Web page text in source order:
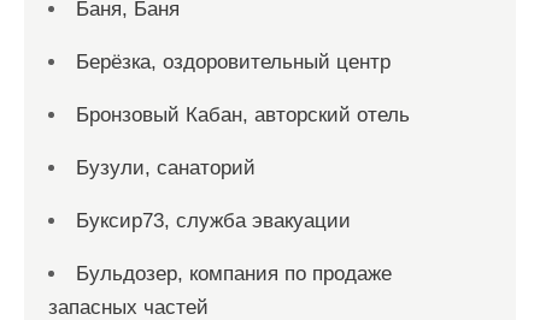
Баня, Баня
Берёзка, оздоровительный центр
Бронзовый Кабан, авторский отель
Бузули, санаторий
Буксир73, служба эвакуации
Бульдозер, компания по продаже
запасных частей